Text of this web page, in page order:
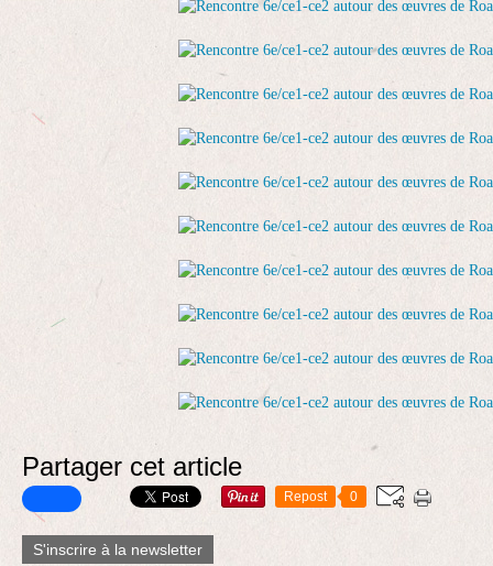
Partager cet article
Repost 0
S'inscrire à la newsletter